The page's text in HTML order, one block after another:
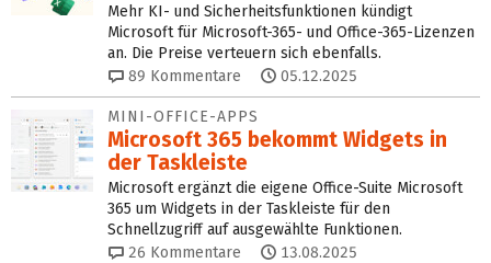
Mehr KI- und Sicherheitsfunktionen kündigt
Microsoft für Microsoft-365- und Office-365-Lizenzen
an. Die Preise verteuern sich ebenfalls.
89 Kommentare 05.12.2025
MINI-OFFICE-APPS
Microsoft 365 bekommt Widgets in
der Taskleiste
Microsoft ergänzt die eigene Office-Suite Microsoft
365 um Widgets in der Taskleiste für den
Schnellzugriff auf ausgewählte Funktionen.
26 Kommentare 13.08.2025